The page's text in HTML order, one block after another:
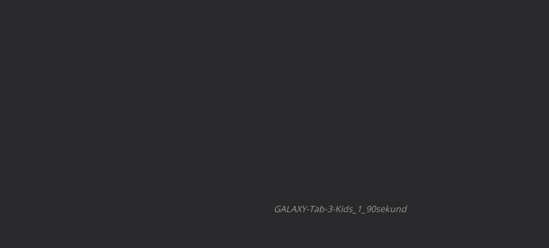
GALAXY-Tab-3-Kids_1_90sekund